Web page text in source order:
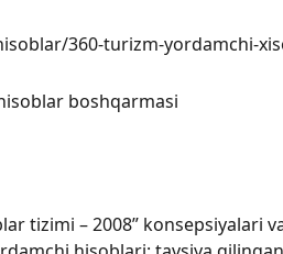
360-turizm-yordamchi-
boshqarmasi
tizimi – 2008” konsepsiyalari